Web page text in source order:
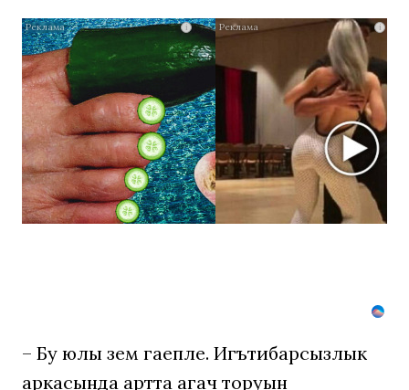
i
За
дней
исчезнет
даже
самый
застарелый
грибок:
вот
i
– Бу юлы үзем гаепле. Игътибарсызлык
аркасында артта агач торуын